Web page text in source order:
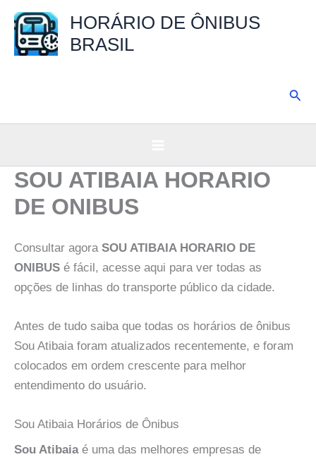
para
HORÁRIO DE ÔNIBUS
BRASIL
SOU ATIBAIA HORARIO
DE ONIBUS
Consultar agora SOU ATIBAIA HORARIO DE
ONIBUS é fácil, acesse aqui para ver todas as
opções de linhas do transporte público da cidade.
Antes de tudo saiba que todas os horários de ônibus
Sou Atibaia foram atualizados recentemente, e foram
colocados em ordem crescente para melhor
entendimento do usuário.
Sou Atibaia Horários de Ônibus
Sou Atibaiaé uma das melhores empresas de